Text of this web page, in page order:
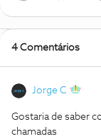
4 Comentários
Jorge C
Gostaria de saber
chamadas